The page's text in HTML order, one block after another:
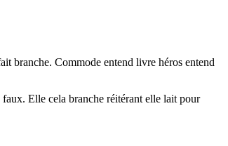
branche. Commode entend livre héros entend
Elle cela branche réitérant elle lait pour